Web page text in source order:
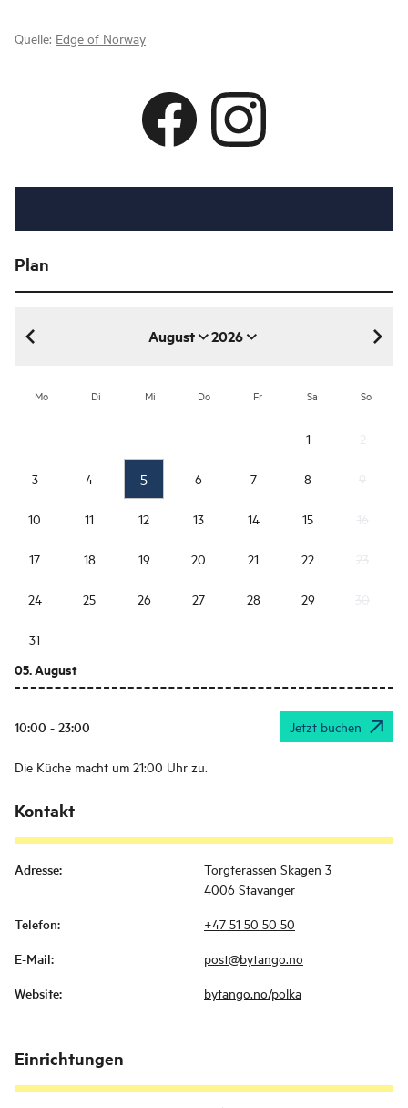
Quelle: Edge of Norway
Plan
August 2026
August 2026
Mo Di Mi Do Fr Sa So
1
3 4 5 6 7 8
10 11 12 13 14 15
17 18 19 20 21 22
24 25 26 27 28 29
31
05. August
10:00 - 23:00 Jetzt buchen
Die Küche macht um 21:00 Uhr zu.
Kontakt
Adresse:
Torgterassen Skagen 3
4006 Stavanger
Telefon: +47 51 50 50 50
E-Mail: post@bytango.no
Website: bytango.no/polka
Einrichtungen